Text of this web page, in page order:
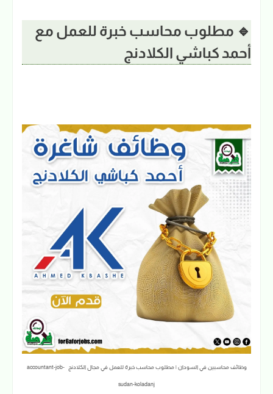
🔹 مطلوب محاسب خبرة للعمل مع
أحمد كباشي الكلادنج
وظائف محاسبين في السودان | مطلوب محاسب خبرة للعمل في مجال الكلادنج accountant-job-
sudan-koladanj